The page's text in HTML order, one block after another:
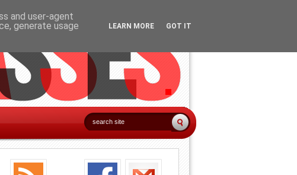
and user-agent
generate usage
LEARN MORE GOT IT